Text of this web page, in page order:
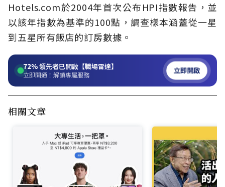
Hotels.com於2004年首次公布HPI指數報告，並
以該年指數為基準的100點，調查樣本涵蓋從一星
到五星所有飯店的訂房數據。
72%領先者已開啟【職場雷達】
立即開通！解鎖專屬服務 立即開啟
相關文章